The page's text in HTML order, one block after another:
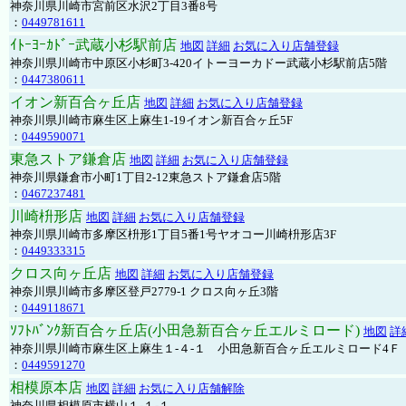
神奈川県川崎市宮前区水沢2丁目3番8号
： 0449781611
ｲﾄｰﾖｰｶﾄﾞｰ武蔵小杉駅前店 地図 詳細 お気に入り店舗登録
神奈川県川崎市中原区小杉町3-420イトーヨーカドー武蔵小杉駅前店5階
： 0447380611
イオン新百合ヶ丘店 地図 詳細 お気に入り店舗登録
神奈川県川崎市麻生区上麻生1-19イオン新百合ヶ丘5F
： 0449590071
東急ストア鎌倉店 地図 詳細 お気に入り店舗登録
神奈川県鎌倉市小町1丁目2-12東急ストア鎌倉店5階
： 0467237481
川崎枡形店 地図 詳細 お気に入り店舗登録
神奈川県川崎市多摩区枡形1丁目5番1号ヤオコー川崎枡形店3F
： 0449333315
クロス向ヶ丘店 地図 詳細 お気に入り店舗登録
神奈川県川崎市多摩区登戸2779-1 クロス向ヶ丘3階
： 0449118671
ｿﾌﾄﾊﾞﾝｸ新百合ヶ丘店(小田急新百合ヶ丘エルミロード) 地図 詳
神奈川県川崎市麻生区上麻生１-４-１ 小田急新百合ヶ丘エルミロード4Ｆ
： 0449591270
相模原本店 地図 詳細 お気に入り店舗解除